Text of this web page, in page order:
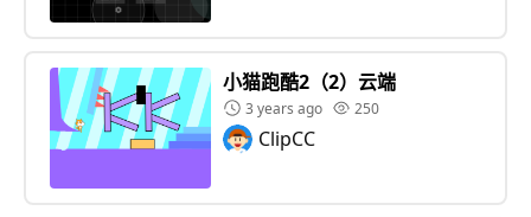
小猫跑酷2（2）云端
3 years ago 250
ClipCC